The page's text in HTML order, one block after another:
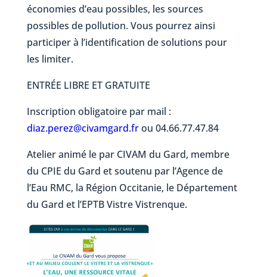
économies d’eau possibles, les sources
possibles de pollution. Vous pourrez ainsi
participer à l’identification de solutions pour
les limiter.
ENTRÉE LIBRE ET GRATUITE
Inscription obligatoire par mail :
diaz.perez@civamgard.frou 04.66.77.47.84
Atelier animé le par CIVAM du Gard, membre
du CPIE du Gard et soutenu par l’Agence de
l’Eau RMC, la Région Occitanie, le Département
du Gard et l’EPTB Vistre Vistrenque.